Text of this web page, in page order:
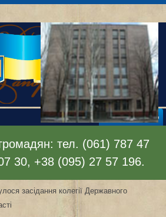
Відкрити меню
тел. (061) 787 47
30, +38 (095) 27 57 196.
засідання колегії Державного